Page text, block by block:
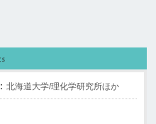
：北海道大学/理化学研究所ほか